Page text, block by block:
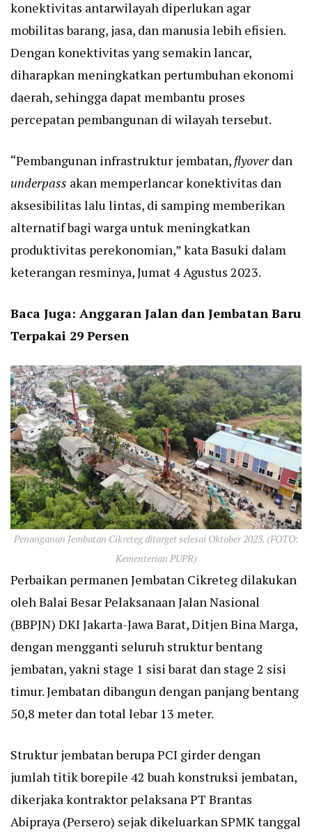
konektivitas antarwilayah diperlukan agar
mobilitas barang, jasa, dan manusia lebih efisien.
Dengan konektivitas yang semakin lancar,
diharapkan meningkatkan pertumbuhan ekonomi
daerah, sehingga dapat membantu proses
percepatan pembangunan di wilayah tersebut.
“Pembangunan infrastruktur jembatan, flyoverdan
underpass akan memperlancar konektivitas dan
aksesibilitas lalu lintas, di samping memberikan
alternatif bagi warga untuk meningkatkan
produktivitas perekonomian,” kata Basuki dalam
keterangan resminya, Jumat 4 Agustus 2023.
Baca Juga: Anggaran Jalan dan Jembatan Baru
Terpakai 29 Persen
Penanganan Jembatan Cikreteg ditarget selesai Oktober 2023. (FOTO:
Kementerian PUPR)
Perbaikan permanen Jembatan Cikreteg dilakukan
oleh Balai Besar Pelaksanaan Jalan Nasional
(BBPJN) DKI Jakarta-Jawa Barat, Ditjen Bina Marga,
dengan mengganti seluruh struktur bentang
jembatan, yakni stage 1 sisi barat dan stage 2 sisi
timur. Jembatan dibangun dengan panjang bentang
50,8 meter dan total lebar 13 meter.
Struktur jembatan berupa PCI girder dengan
jumlah titik borepile 42 buah konstruksi jembatan,
dikerjaka kontraktor pelaksana PT Brantas
Abipraya (Persero) sejak dikeluarkan SPMK tanggal